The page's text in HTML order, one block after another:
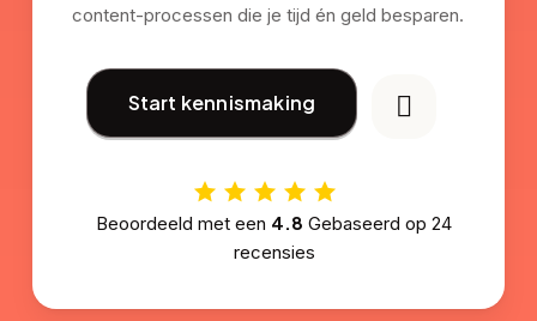
content-processen die je tijd én geld besparen.
Start kennismaking
Beoordeeld met een 4.8 Gebaseerd op24
recensies